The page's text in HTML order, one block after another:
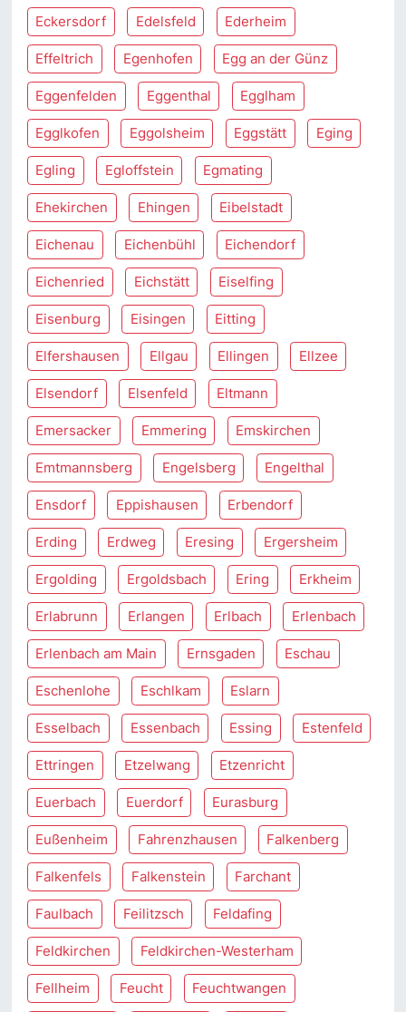
Eckersdorf Edelsfeld Ederheim
Effeltrich Egenhofen Egg an der Günz
Eggenfelden Eggenthal Egglham
Egglkofen Eggolsheim Eggstätt Eging
Egling Egloffstein Egmating
Ehekirchen Ehingen Eibelstadt
Eichenau Eichenbühl Eichendorf
Eichenried Eichstätt Eiselfing
Eisenburg Eisingen Eitting
Elfershausen Ellgau Ellingen Ellzee
Elsendorf Elsenfeld Eltmann
Emersacker Emmering Emskirchen
Emtmannsberg Engelsberg Engelthal
Ensdorf Eppishausen Erbendorf
Erding Erdweg Eresing Ergersheim
Ergolding Ergoldsbach Ering Erkheim
Erlabrunn Erlangen Erlbach Erlenbach
Erlenbach am Main Ernsgaden Eschau
Eschenlohe Eschlkam Eslarn
Esselbach Essenbach Essing Estenfeld
Ettringen Etzelwang Etzenricht
Euerbach Euerdorf Eurasburg
Eußenheim Fahrenzhausen Falkenberg
Falkenfels Falkenstein Farchant
Faulbach Feilitzsch Feldafing
Feldkirchen Feldkirchen-Westerham
Fellheim Feucht Feuchtwangen